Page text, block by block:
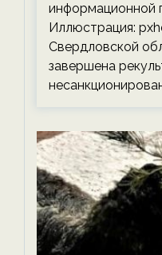
информационной
Иллюстрация:
Свердловской
завершена